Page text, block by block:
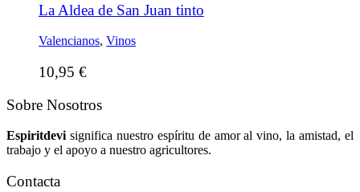
La Aldea de San Juan tinto
Valencianos, Vinos
10,95 €
Sobre Nosotros
Espiritdevisignifica nuestro espíritu de amor al vino, la amistad, el
trabajo y el apoyo a nuestro agricultores.
Contacta